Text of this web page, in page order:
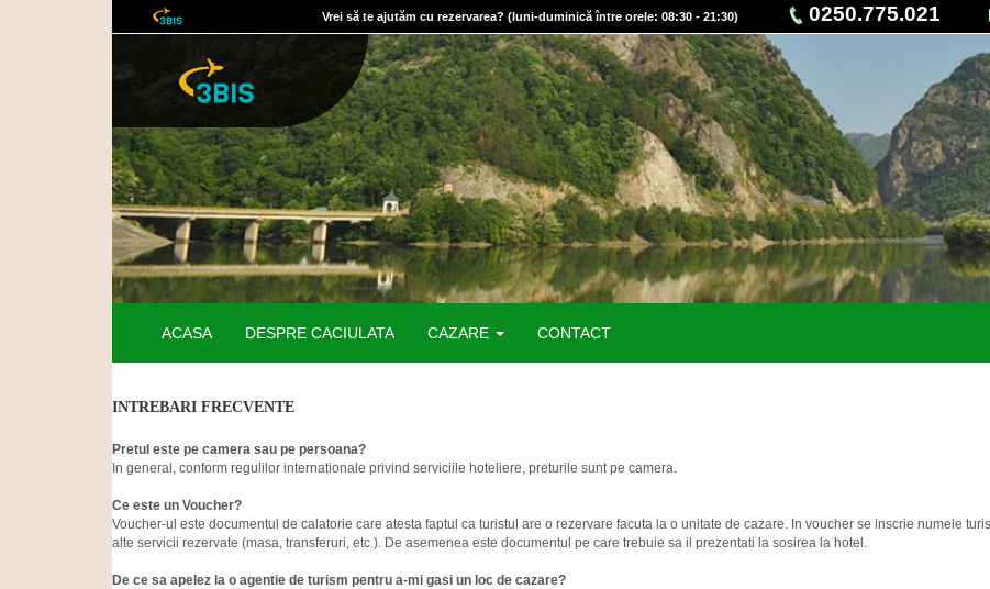
Vrei să te ajutăm cu rezervarea? (luni-duminică între orele: 08:30 - 21:30) 0250.775.021
ACASA DESPRE CACIULATA CAZARE CONTACT
INTREBARI FRECVENTE
Pretul este pe camera sau pe persoana?
In general, conform regulilor internationale privind serviciile hoteliere, preturile sunt pe camera.
Ce este un Voucher?
Voucher-ul este documentul de calatorie care atesta faptul ca turistul are o rezervare facuta la o unitate de cazare. In voucher se inscrie numele
alte servicii rezervate (masa, transferuri, etc.). De asemenea este documentul pe care trebuie sa il prezentati la sosirea la hotel.
De ce sa apelez la o agentie de turism pentru a-mi gasi un loc de cazare?